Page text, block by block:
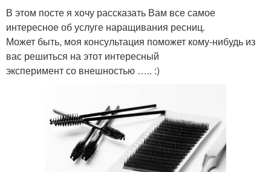
В этом посте я хочу рассказать Вам все самое
интересное об услуге наращивания ресниц.
Может быть, моя консультация поможет кому-нибудь из
вас решиться на этот интересный
эксперимент со внешностью ….. :)